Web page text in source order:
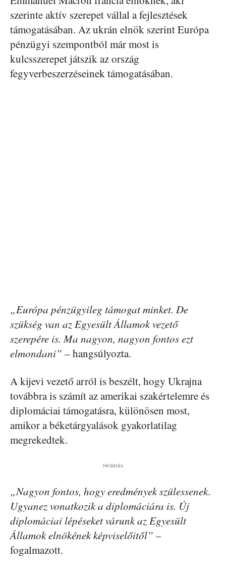
szerinte aktív szerepet vállal a fejlesztések
támogatásában. Az ukrán elnök szerint Európa
pénzügyi szempontból már most is
kulcsszerepet játszik az ország
fegyverbeszerzéseinek támogatásában.
„Európa pénzügyileg támogat minket. De
szükség van az Egyesült Államok vezető
szerepére is. Ma nagyon, nagyon fontos ezt
elmondani” – hangsúlyozta.
A kijevi vezető arról is beszélt, hogy Ukrajna
továbbra is számít az amerikai szakértelemre és
diplomáciai támogatásra, különösen most,
amikor a béketárgyalások gyakorlatilag
megrekedtek.
Hirdetés
„Nagyon fontos, hogy eredmények szülessenek.
Ugyanez vonatkozik a diplomáciára is. Új
diplomáciai lépéseket várunk az Egyesült
Államok elnökének képviselőitől” –
fogalmazott.